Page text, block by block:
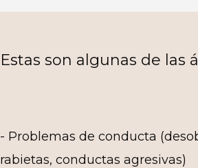
Estas son algunas de las
- Problemas de conducta
rabietas, conductas agresivas)